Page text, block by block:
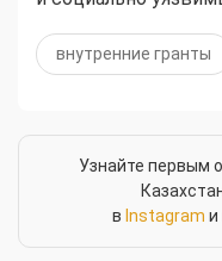
внутренние гранты
Узнайте первым
в Instagram и